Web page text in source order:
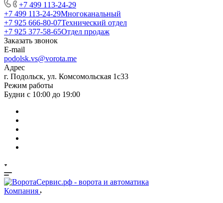
+7 499 113-24-29
+7 499 113-24-29Многоканальный
+7 925 666-80-07Технический отдел
+7 925 377-58-65Отдел продаж
Заказать звонок
E-mail
podolsk.vs@vorota.me
Адрес
г. Подольск, ул. Комсомольская 1с33
Режим работы
Будни с 10:00 до 19:00
Компания